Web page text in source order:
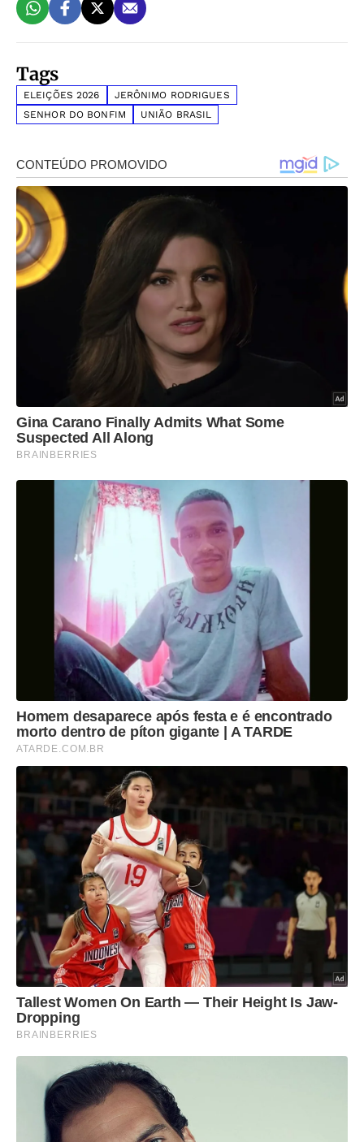
Tags
ELEIÇÕES 2026
JERÔNIMO RODRIGUES
SENHOR DO BONFIM
UNIÃO BRASIL